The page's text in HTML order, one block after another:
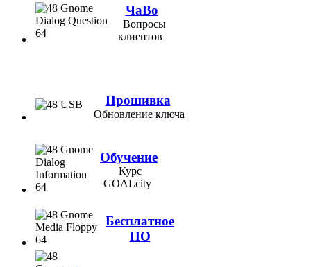
ЧаВо
Вопросы
клиентов
Прошивка
Обновление ключа
Обучение
Курс
GOALcity
Бесплатное
ПО